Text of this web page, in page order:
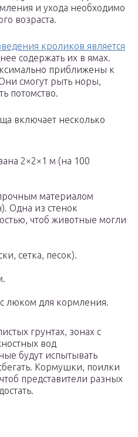
и ухода необходимо
возраста.
кроликов является
содержать их в ямах.
приближены к
смогут рыть норы,
потомство.
включает несколько
2×2×1 м (на 100
материалом
Одна из стенок
чтоб животные могли
сетка, песок).
люком для кормления.
грунтах, зонах с
вод
будут испытывать
Кормушки, поилки
представители разных